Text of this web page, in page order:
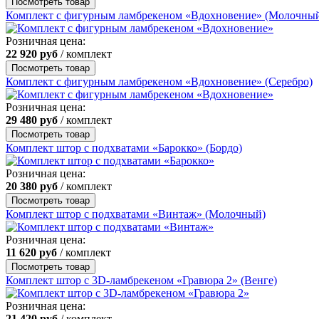
Комплект с фигурным ламбрекеном «Вдохновение»
Розничная цена:
22 920 руб / комплект
Посмотреть товар
Комплект с фигурным ламбрекеном «Вдохновение» (Серебро)
Розничная цена:
29 480 руб / комплект
Посмотреть товар
Комплект штор с подхватами «Барокко» (Бордо)
Розничная цена:
20 380 руб / комплект
Посмотреть товар
Комплект штор с подхватами «Винтаж» (Молочный)
Розничная цена:
11 620 руб / комплект
Посмотреть товар
Комплект штор с 3D-ламбрекеном «Гравюра 2» (Венге)
Розничная цена: